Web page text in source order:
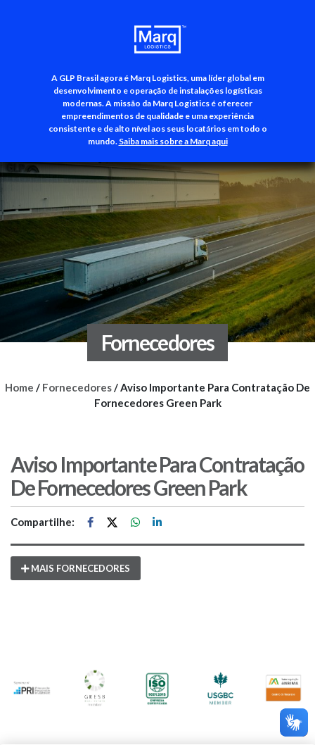
A GLP Brasil agora é Marq Logistics, uma líder global em
desenvolvimento e operação de instalações logísticas
modernas. A missão da Marq Logistics é oferecer
empreendimentos de qualidade e uma experiência
consistente e de alto nível aos seus locatários em todo o
mundo. Saiba mais sobre a Marq aqui
+55 (11) 3500-3700
Fornecedores
Home / Fornecedores/Aviso Importante Para Contratação De
Fornecedores Green Park
Aviso Importante Para Contratação
De Fornecedores Green Park
Compartilhe:
MAIS FORNECEDORES